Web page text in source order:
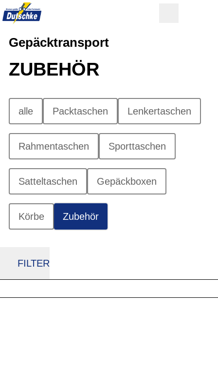
Gepäcktransport
ZUBEHÖR
alle Packtaschen Lenkertaschen
Rahmentaschen Sporttaschen
Satteltaschen Gepäckboxen
Körbe Zubehör
FILTER